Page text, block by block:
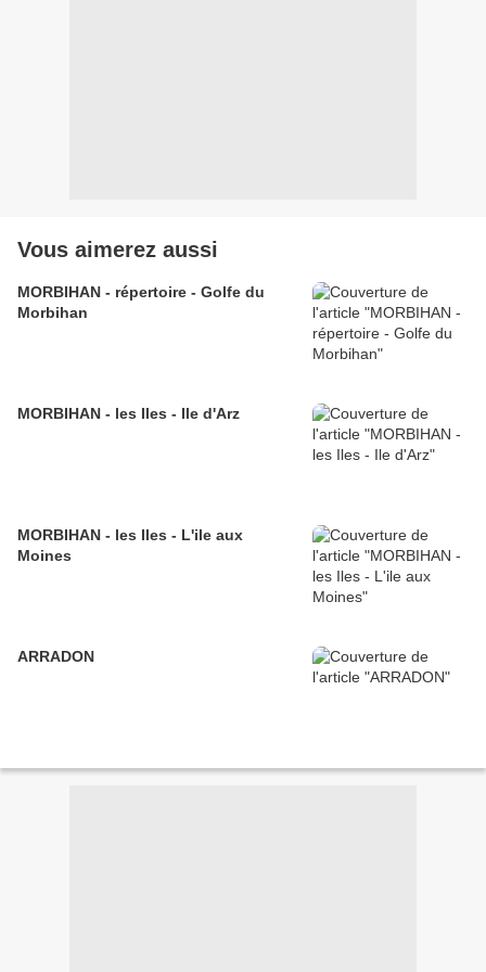
Vous aimerez aussi
MORBIHAN - répertoire - Golfe du
Morbihan
MORBIHAN - les Iles - Ile d'Arz
MORBIHAN - les Iles - L'ile aux
Moines
ARRADON